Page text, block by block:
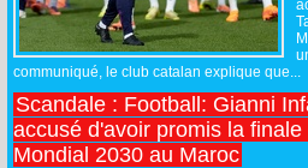
communiqué, le club catalan explique que...
Scandale : Football: Gianni
accusé d'avoir promis la finale
Mondial 2030 au Maroc